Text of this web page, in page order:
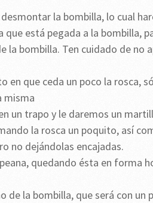
la bombilla, lo cual
que está pegada a la bombilla,
Ten cuidado de no
en que ceda un poco la
un trapo y le daremos un
la rosca un poquito, así
dejándolas encajadas.
quedando ésta en forma
de la bombilla, que será con un